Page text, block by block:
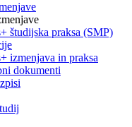
študijska praksa (SMP)
izmenjava in praksa
dokumenti